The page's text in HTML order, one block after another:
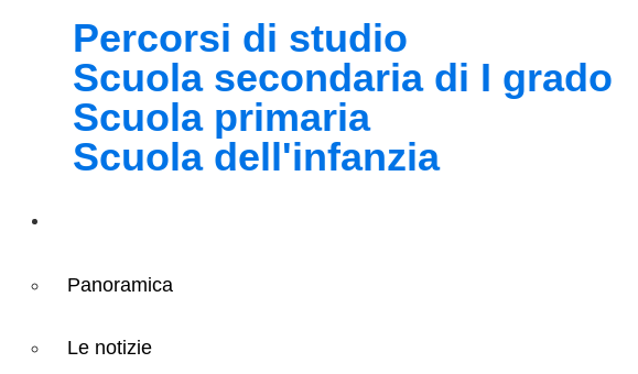
Percorsi di studio
Scuola secondaria di I grado
Scuola primaria
Scuola dell'infanzia
Panoramica
Le notizie